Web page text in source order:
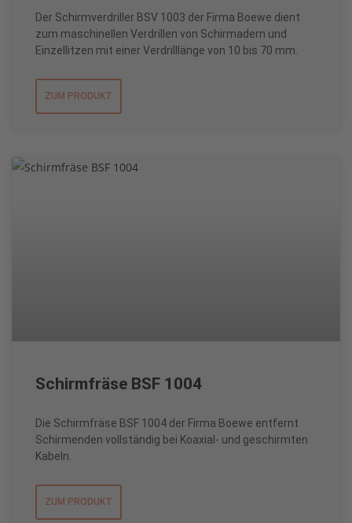
Der Schirmverdriller BSV 1003 der Firma Boewe dient
zum maschinellen Verdrillen von Schirmadern und
Einzellitzen mit einer Verdrilllänge von 10 bis 70 mm.
ZUM PRODUKT
Schirmfräse BSF 1004
Die Schirmfräse BSF 1004 der Firma Boewe entfernt
Schirmenden vollständig bei Koaxial- und geschirmten
Kabeln.
ZUM PRODUKT